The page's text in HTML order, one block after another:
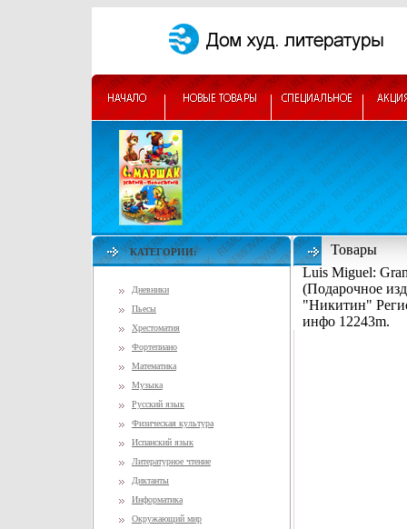
КАТЕГОРИИ:
Дневники
Пьесы
Хрестоматия
Фортепиано
Математика
Музыка
Русский язык
Физическая культура
Испанский язык
Литературное чтение
Диктанты
Информатика
Окружающий мир
Товары
Luis Miguel:
(Подарочное
"Никитин"
инфо 12243m.